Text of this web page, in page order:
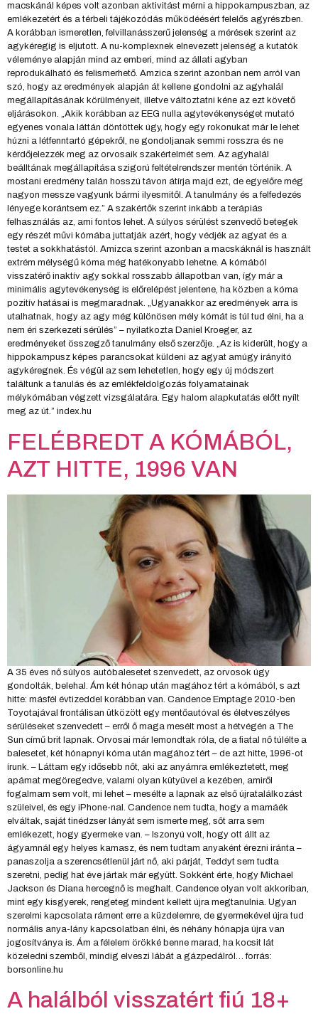
macskánál képes volt azonban aktivitást mérni a hippokampuszban, az
emlékezetért és a térbeli tájékozódás működéésért felelős agyrészben.
A korábban ismeretlen, felvillanásszerű jelenség a mérések szerint az
agykéregig is eljutott. A nu-komplexnek elnevezett jelenség a kutatók
véleménye alapján mind az emberi, mind az állati agyban
reprodukálható és felismerhető. Amzica szerint azonban nem arról van
szó, hogy az eredmények alapján át kellene gondolni az agyhalál
megállapításának körülményeit, illetve változtatni kéne az ezt követő
eljárásokon. „Akik korábban az EEG nulla agytevékenységet mutató
egyenes vonala láttán döntöttek úgy, hogy egy rokonukat már le lehet
húzni a létfenntartó gépekről, ne gondoljanak semmi rosszra és ne
kérdőjelezzék meg az orvosaik szakértelmét sem. Az agyhalál
beálltának megállapítása szigorú feltételrendszer mentén történik. A
mostani eredmény talán hosszú távon átírja majd ezt, de egyelőre még
nagyon messze vagyunk bármi ilyesmitől. A tanulmány és a felfedezés
lényege korántsem ez.” A szakértők szerint inkább a terápiás
felhasználás az, ami fontos lehet. A súlyos sérülést szenvedő betegek
egy részét művi kómába juttatják azért, hogy védjék az agyat és a
testet a sokkhatástól. Amizca szerint azonban a macskáknál is használt
extrém mélységű kóma még hatékonyabb lehetne. A kómából
visszatérő inaktív agy sokkal rosszabb állapotban van, így már a
minimális agytevékenység is előrelépést jelentene, ha közben a kóma
pozitív hatásai is megmaradnak. „Ugyanakkor az eredmények arra is
utalhatnak, hogy az agy még különösen mély kómát is túl tud élni, ha a
nem éri szerkezeti sérülés” – nyilatkozta Daniel Kroeger, az
eredményeket összegző tanulmány első szerzője. „Az is kiderült, hogy a
hippokampusz képes parancsokat küldeni az agyat amúgy irányító
agykéregnek. És végül az sem lehetetlen, hogy egy új módszert
találtunk a tanulás és az emlékfeldolgozás folyamatainak
mélykómában végzett vizsgálatára. Egy halom alapkutatás előtt nyílt
meg az út.” index.hu
FELÉBREDT A KÓMÁBÓL,
AZT HITTE, 1996 VAN
A 35 éves nő súlyos autóbalesetet szenvedett, az orvosok úgy
gondolták, belehal. Ám két hónap után magához tért a kómából, s azt
hitte: másfél évtizeddel korábban van. Candence Emptage 2010-ben
Toyotajával frontálisan ütközött egy mentőautóval és életveszélyes
sérüléseket szenvedett – erről ő maga mesélt most a hétvégén a The
Sun című brit lapnak. Orvosai már lemondtak róla, de a fiatal nő túlélte a
balesetet, két hónapnyi kóma után magához tért – de azt hitte, 1996-ot
írunk. – Láttam egy idősebb nőt, aki az anyámra emlékeztetett, meg
apámat megöregedve, valami olyan kütyüvel a kezében, amiről
fogalmam sem volt, mi lehet – mesélte a lapnak az első újratalálkozást
szüleivel, és egy iPhone-nal. Candence nem tudta, hogy a mamáék
elváltak, saját tinédzser lányát sem ismerte meg, sőt arra sem
emlékezett, hogy gyermeke van. – Iszonyú volt, hogy ott állt az
ágyamnál egy helyes kamasz, és nem tudtam anyaként érezni iránta –
panaszolja a szerencsétlenül járt nő, aki párját, Teddyt sem tudta
szeretni, pedig hat éve jártak már együtt. Sokként érte, hogy Michael
Jackson és Diana hercegnő is meghalt. Candence olyan volt akkoriban,
mint egy kisgyerek, rengeteg mindent kellett újra megtanulnia. Ugyan
szerelmi kapcsolata ráment erre a küzdelemre, de gyermekével újra tud
normális anya-lány kapcsolatban élni, és néhány hónapja újra van
jogosítványa is. Ám a félelem örökké benne marad, ha kocsit lát
közeledni szemből, mindig elveszi lábát a gázpedálról… forrás:
borsonline.hu
A halálból visszatért fiú 18+